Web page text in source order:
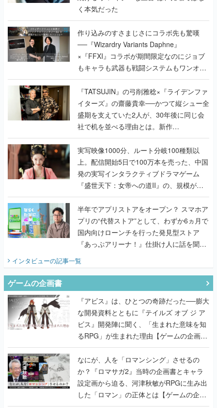
く本気だった
作り込みのすさまじさにコラボ先も驚嘆
──『Wizardry Variants Daphne』
×『FFXI』コラボが期間限定なのにジョブ
もキャラも武器も戦闘システムもワンオフ
で作り込まれた理由を両ディレクターに聞
く
『TATSUJIN』の弓削雅稔×『ライデンファ
イターズ』の齋藤貴幸──かつて縦シュー全
盛期を支えていた2人が、30年後に同じ会
社で机を並べる理由とは。新作
『TATSUJIN EXTREME』で初タッグを組
んだレジェンド2人に訊く開発秘話
実写映像1000分、ルート分岐100種類以
上。配信開始5日で100万本を売った、中国
発の実写インタラクティブドラマゲーム
『盛世天下：女帝への道II』の、規模が違
うこだわりをプロデューサーに聞いた
半年でアプリストアをオープン？ スマホア
プリの“代替ストア”として、わずか6ヵ月で
国内向けローンチを行った発見型ストア
『あっぷアリーナ！』仕掛け人に話を聞い
てみた
インタビューの記事一覧
ゲームの企画書
『アビス』は、ひとつの奇跡だった──膨大
な開発資料とともに『テイルズ オブ ジ ア
ビス』開発陣に聞く、「生まれた意味を知
るRPG」が生まれた理由【ゲームの企画
書】
なにが、人を「ロマンシング」させるの
か？『ロマサガ2』当時の企画書とキャラ
設定画から迫る、河津秋敏がRPGに生み出
した「ロマン」の正体とは【ゲームの企画